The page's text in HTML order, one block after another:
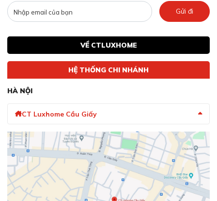
Gửi đi
VỀ CTLUXHOME
HỆ THỐNG CHI NHÁNH
HÀ NỘI
CT Luxhome Cầu Giấy